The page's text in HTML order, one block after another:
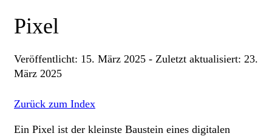
Pixel
Veröffentlicht: 15. März 2025 - Zuletzt aktualisiert: 23.
März 2025
Zurück zum Index
Ein Pixel ist der kleinste Baustein eines digitalen